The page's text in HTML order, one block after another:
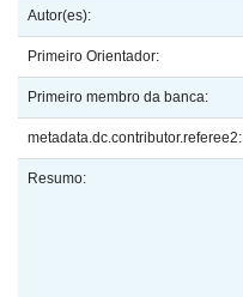
Autor(es):
Primeiro Orientador:
Primeiro membro da banca:
metadata.dc.contributor.referee2:
Resumo: